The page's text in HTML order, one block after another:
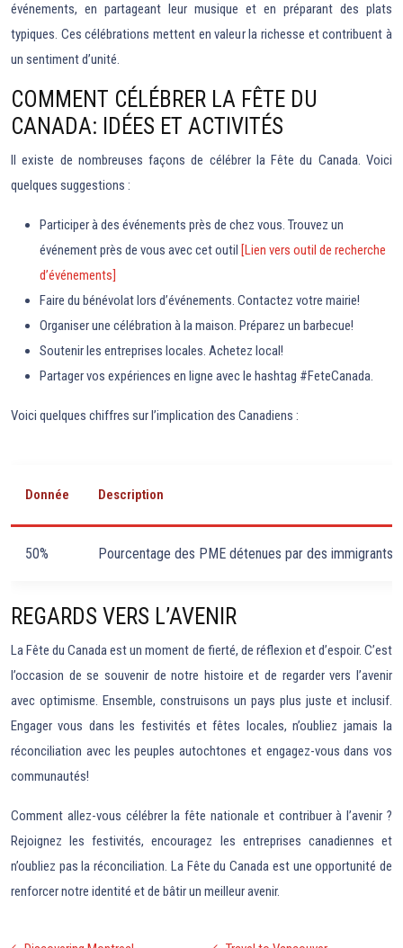
événements, en partageant leur musique et en préparant des plats
typiques. Ces célébrations mettent en valeur la richesse et contribuent à
un sentiment d’unité.
COMMENT CÉLÉBRER LA FÊTE DU
CANADA: IDÉES ET ACTIVITÉS
Il existe de nombreuses façons de célébrer la Fête du Canada. Voici
quelques suggestions :
Participer à des événements près de chez vous. Trouvez un
événement près de vous avec cet outil [Lien vers outil de recherche
d’événements]
Faire du bénévolat lors d’événements. Contactez votre mairie!
Organiser une célébration à la maison. Préparez un barbecue!
Soutenir les entreprises locales. Achetez local!
Partager vos expériences en ligne avec le hashtag #FeteCanada.
Voici quelques chiffres sur l’implication des Canadiens :
Donnée Description
50% Pourcentage des PME détenues par des immigrants.
REGARDS VERS L’AVENIR
La Fête du Canada est un moment de fierté, de réflexion et d’espoir. C’est
l’occasion de se souvenir de notre histoire et de regarder vers l’avenir
avec optimisme. Ensemble, construisons un pays plus juste et inclusif.
Engager vous dans les festivités et fêtes locales, n’oubliez jamais la
réconciliation avec les peuples autochtones et engagez-vous dans vos
communautés!
Comment allez-vous célébrer la fête nationale et contribuer à l’avenir ?
Rejoignez les festivités, encouragez les entreprises canadiennes et
n’oubliez pas la réconciliation. La Fête du Canada est une opportunité de
renforcer notre identité et de bâtir un meilleur avenir.